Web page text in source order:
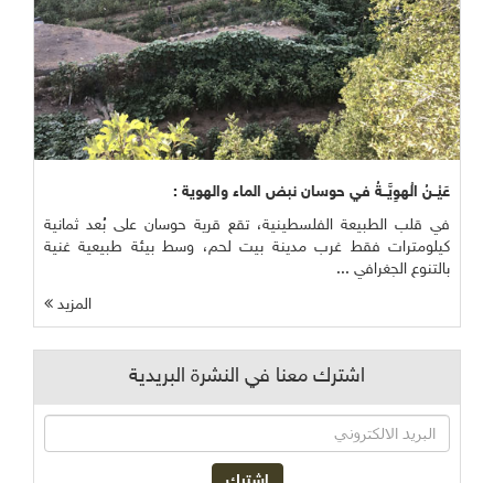
عَيْــنُ الْهوِيَّــةُ في حوسان نبض الماء والهوية :
في قلب الطبيعة الفلسطينية، تقع قرية حوسان على بُعد ثمانية
كيلومترات فقط غرب مدينة بيت لحم، وسط بيئة طبيعية غنية
بالتنوع الجغرافي ...
المزيد
اشترك معنا في النشرة البريدية